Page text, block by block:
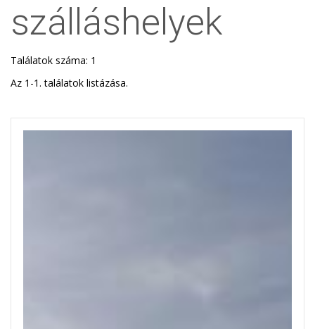
szálláshelyek
Találatok száma: 1
Az 1-1. találatok listázása.